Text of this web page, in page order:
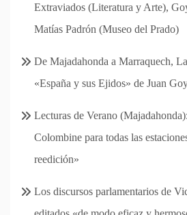
Extraviados (Literatura y Arte),
Matías Padrón (Museo del Prado)
De Majadahonda a Marraquech,
«España y sus Ejidos» de Juan
Lecturas de Verano
Colombine para todas las
reedición»
Los discursos parlamentarios de